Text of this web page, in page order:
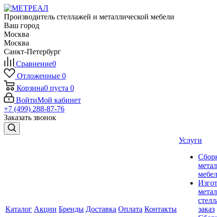
Производитель стеллажей и металлической мебели
Ваш город
Москва
Москва
Санкт-Петербург
Сравнение0
Отложенные 0
Корзина0 пуста 0
ВойтиМой кабинет
+7 (499) 288-87-76
Заказать звонок
Каталог Акции Бренды Доставка Оплата Контакты
Услуги
заказ